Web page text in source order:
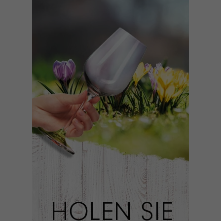
und Inhalte oder Anzeigen- und Inhaltsmessung.
Informationen über die Verwendung Ihrer Daten finden Sie
Datenschutzerklärung
Hier finden Sie eine Übersicht über alle verwendeten
Cookies. Sie können Ihre Einwilligung zu ganzen
Kategorien geben oder sich weitere Informationen
anzeigen lassen und so nur bestimmte Cookies auswählen.
Alle akzeptieren Speichern
Nur essenzielle Cookies akzeptieren
Zurück
Datenschutzeinstellungen
Essenzielle Cookies ermöglichen grundlegende Funktionen und
sind für die einwandfreie Funktion der Website erforderlich.
Cookie-Informationen anzeigen